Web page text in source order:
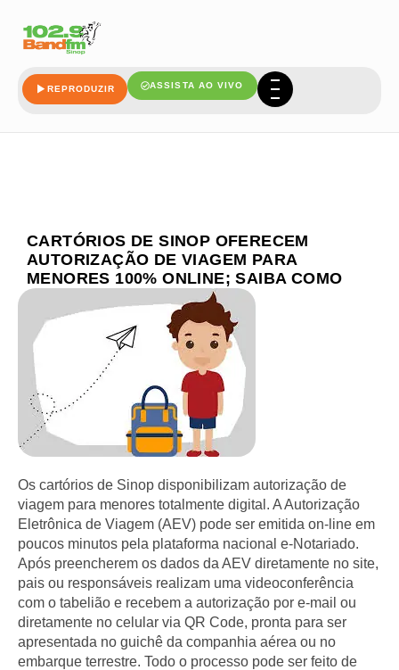
REPRODUZIR ASSISTA AO VIVO
CARTÓRIOS DE SINOP OFERECEM
AUTORIZAÇÃO DE VIAGEM PARA
MENORES 100% ONLINE; SAIBA COMO
Os cartórios de Sinop disponibilizam autorização de
viagem para menores totalmente digital. A Autorização
Eletrônica de Viagem (AEV) pode ser emitida on-line em
poucos minutos pela plataforma nacional e-Notariado.
Após preencherem os dados da AEV diretamente no site,
pais ou responsáveis realizam uma videoconferência
com o tabelião e recebem a autorização por e-mail ou
diretamente no celular via QR Code, pronta para ser
apresentada no guichê da companhia aérea ou no
embarque terrestre. Todo o processo pode ser feito de